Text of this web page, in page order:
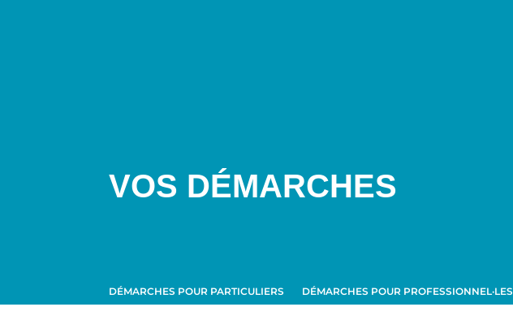
VOS DÉMARCHES
DÉMARCHES POUR PARTICULIERS DÉMARCHES POUR PROFESSIONNEL·LES